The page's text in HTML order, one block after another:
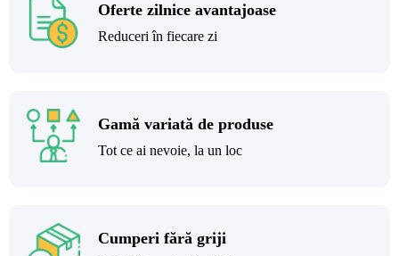
Oferte zilnice avantajoase
Reduceri în fiecare zi
Gamă variată de produse
Tot ce ai nevoie, la un loc
Cumperi fără griji